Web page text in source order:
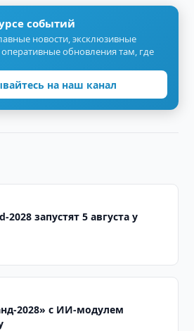
событий
новости, эксклюзивные
обновления там, где
на наш канал
запустят 5 августа у
2028» с ИИ-модулем